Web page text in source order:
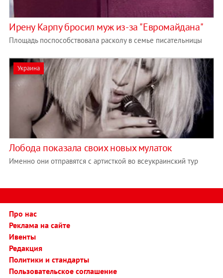
Ирену Карпу бросил муж из-за "Евромайдана"
Площадь поспособствовала расколу в семье писательницы
Украина
Лобода показала своих новых мулаток
Именно они отправятся с артисткой во всеукраинский тур
Про нас
Реклама на сайте
Ивенты
Редакция
Политики и стандарты
Пользовательское соглашение